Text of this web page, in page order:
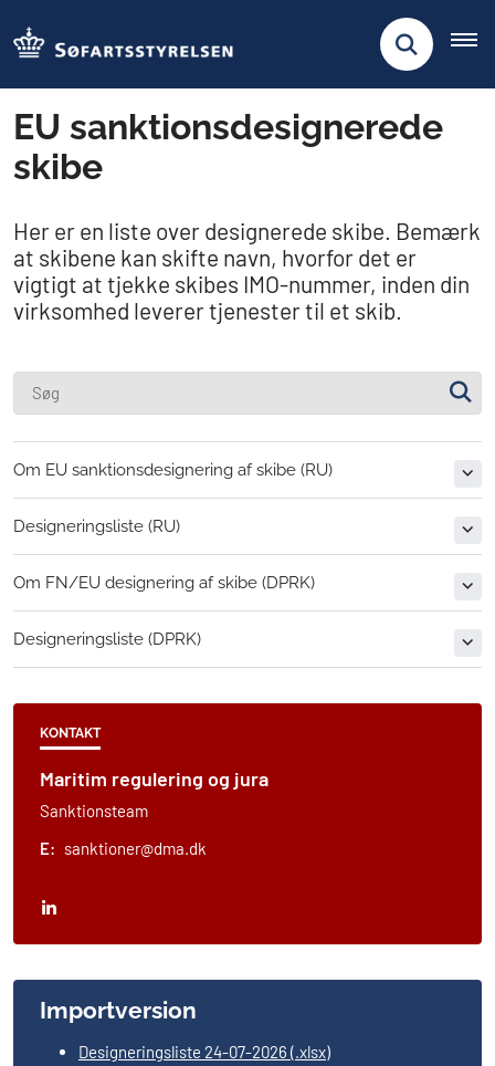
EU sanktionsdesignerede
skibe
Her er en liste over designerede skibe. Bemærk
at skibene kan skifte navn, hvorfor det er
vigtigt at tjekke skibes IMO-nummer, inden din
virksomhed leverer tjenester til et skib.
Om EU sanktionsdesignering af skibe (RU)
Designeringsliste (RU)
Om FN/EU designering af skibe (DPRK)
Designeringsliste (DPRK)
KONTAKT
Maritim regulering og jura
Sanktionsteam
E: sanktioner@dma.dk
Importversion
Designeringsliste 24-07-2026 (.xlsx)